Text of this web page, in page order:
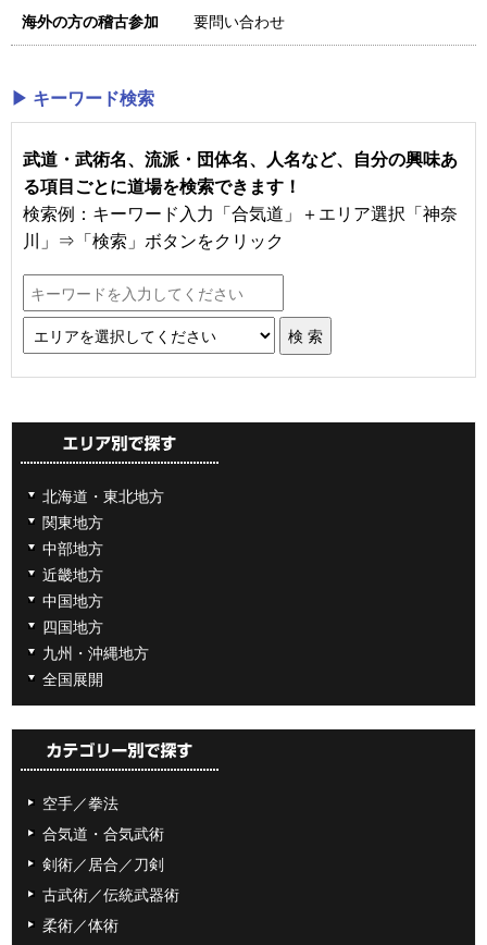
海外の方の稽古参加 要問い合わせ
▶ キーワード検索
武道・武術名、流派・団体名、人名など、自分の興味あ
る項目ごとに道場を検索できます！
検索例：キーワード入力「合気道」＋エリア選択「神奈
川」⇒「検索」ボタンをクリック
北海道・東北地方
関東地方
中部地方
近畿地方
中国地方
四国地方
九州・沖縄地方
全国展開
空手／拳法
合気道・合気武術
剣術／居合／刀剣
古武術／伝統武器術
柔術／体術